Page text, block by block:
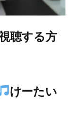
聴する方
けーたい